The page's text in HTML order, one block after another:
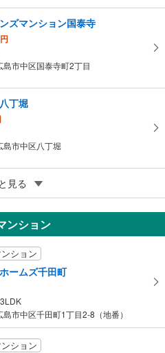
ズマンション国泰寺
島市中区国泰寺町2丁目
丁堀
島市中区八丁堀
もらえる
村土橋
見る
ンション
ション
ームズ千田町
島市中区千田町1丁目2-8（地番）
ション